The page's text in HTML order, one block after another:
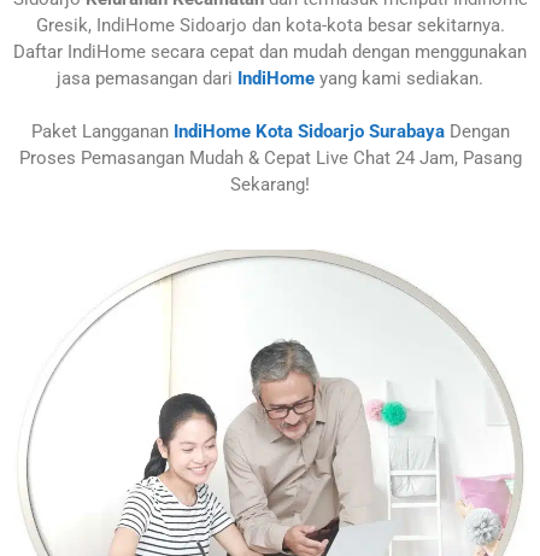
Gresik, IndiHome Sidoarjo dan kota-kota besar sekitarnya.
Daftar IndiHome secara cepat dan mudah dengan menggunakan
jasa pemasangan dari IndiHome yang kami sediakan.
Paket Langganan IndiHome Kota Sidoarjo SurabayaDengan
Proses Pemasangan Mudah & Cepat Live Chat 24 Jam, Pasang
Sekarang!